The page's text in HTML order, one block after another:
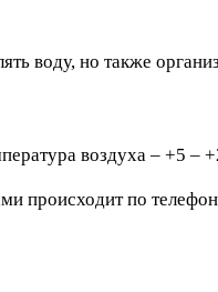
воду, но также
воздуха – +5
происходит по